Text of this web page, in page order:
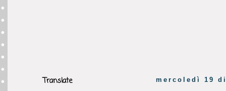
mercoledì 19
Translate